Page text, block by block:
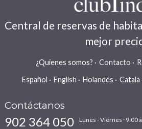
Central de reservas de
mejor
¿Quienes somos? Contacto
Español
English Holandés Català
Contáctanos
902 364 050
Lunes - Viernes · 9:00